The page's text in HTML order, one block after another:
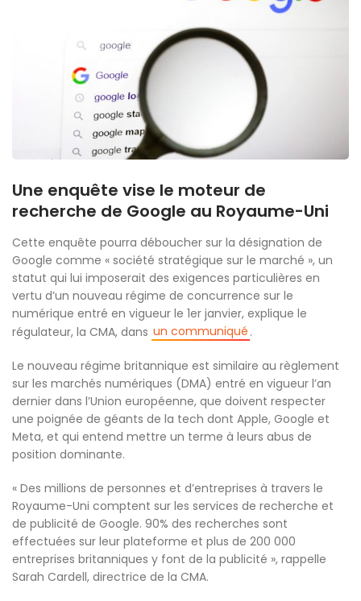
Une enquête vise le moteur de
recherche de Google au Royaume-Uni
Cette enquête pourra déboucher sur la désignation de
Google comme « société stratégique sur le marché », un
statut qui lui imposerait des exigences particulières en
vertu d’un nouveau régime de concurrence sur le
numérique entré en vigueur le 1er janvier, explique le
régulateur, la CMA, dans un communiqué .
Le nouveau régime britannique est similaire au règlement
sur les marchés numériques (DMA) entré en vigueur l’an
dernier dans l’Union européenne, que doivent respecter
une poignée de géants de la tech dont Apple, Google et
Meta, et qui entend mettre un terme à leurs abus de
position dominante.
« Des millions de personnes et d’entreprises à travers le
Royaume-Uni comptent sur les services de recherche et
de publicité de Google. 90% des recherches sont
effectuées sur leur plateforme et plus de 200 000
entreprises britanniques y font de la publicité », rappelle
Sarah Cardell, directrice de la CMA.